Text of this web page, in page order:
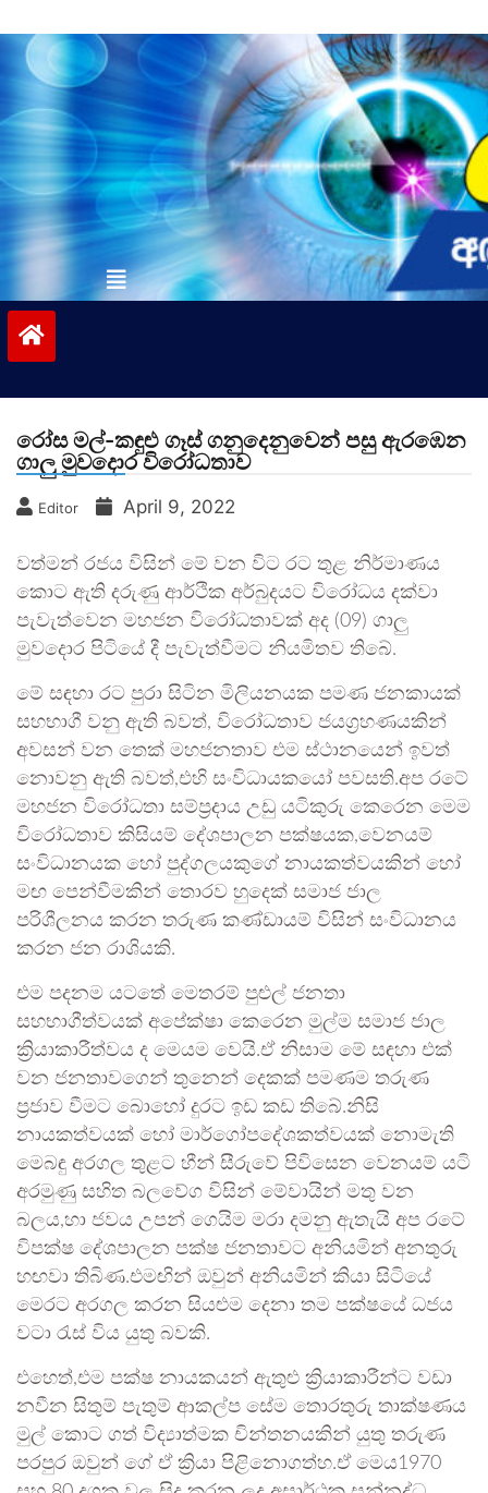
to
contentvinivida.lk
රෝස මල්-කඳුළු ගෑස් ගනුදෙනුවෙන් පසු ඇරඹෙන
ගාලු මුවදොර විරෝධතාව
Editor April 9, 2022
වත්මන් රජය විසින් මේ වන විට රට තුළ නිර්මාණය
කොට ඇති දරුණු ආර්ථික අර්බුදයට විරෝධය දක්වා
පැවැත්වෙන මහජන විරෝධතාවක් අද (09) ගාලු
මුවදොර පිටියේ දී පැවැත්වීමට නියමිතව තිබේ.
මේ සඳහා රට පුරා සිටින මිලියනයක පමණ ජනකායක්
සහභාගී වනු ඇති බවත්, විරෝධතාව ජයග්‍රහණයකින්
අවසන් වන තෙක් මහජනතාව එම ස්ථානයෙන් ඉවත්
නොවනු ඇති බවත්,එහි සංවිධායකයෝ පවසති.අප රටේ
මහජන විරෝධතා සම්ප්‍රදාය උඩු යටිකුරු කෙරෙන මෙම
විරෝධතාව කිසියම් දේශපාලන පක්ෂයක,වෙනයම්
සංවිධානයක හෝ පුද්ගලයකුගේ නායකත්වයකින් හෝ
මඟ පෙන්වීමකින් තොරව හුදෙක් සමාජ ජාල
පරිශීලනය කරන තරුණ කණ්ඩායම් විසින් සංවිධානය
කරන ජන රාශියකි.
එම පදනම යටතේ මෙතරම් පුළුල් ජනතා
සහභාගීත්වයක් අපේක්ෂා කෙරෙන මුල්ම සමාජ ජාල
ක්‍රියාකාරීත්වය ද මෙයම වෙයි.ඒ නිසාම මේ සඳහා එක්
වන ජනතාවගෙන් තුනෙන් දෙකක් පමණම තරුණ
ප්‍රජාව වීමට බොහෝ දුරට ඉඩ කඩ තිබේ.නිසි
නායකත්වයක් හෝ මාර්ගෝපදේශකත්වයක් නොමැති
මෙබඳු අරගල තුළට හීන් සීරුවේ පිවිසෙන වෙනයම් යටි
අරමුණු සහිත බලවේග විසින් මේවායින් මතු වන
බලය,හා ජවය උපන් ගෙයිම මරා දමනු ඇතැයි අප රටේ
විපක්ෂ දේශපාලන පක්ෂ ජනතාවට අනියමින් අනතුරු
හඟවා තිබිණ.එමඟින් ඔවුන් අනියමින් කියා සිටියේ
මෙරට අරගල කරන සියළුම දෙනා තම පක්ෂයේ ධජය
වටා රැස් විය යුතු බවකි.
එහෙත්,එම පක්ෂ නායකයන් ඇතුළු ක්‍රියාකාරීන්ට වඩා
නවීන සිතුම් පැතුම් ආකල්ප සේම තොරතුරු තාක්ෂණය
මුල් කොට ගත් විද්‍යාත්මක චින්තනයකින් යුතු තරුණ
පරපුර ඔවුන් ගේ ඒ ක්‍රියා පිළිනොගත්හ.ඒ මෙය1970